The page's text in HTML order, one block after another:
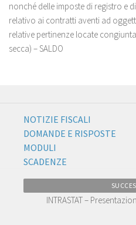
nonché delle imposte di registro e
relativo ai contratti aventi ad
relative pertinenze locate
secca) – SALDO
NOTIZIE FISCALI
DOMANDE E RISPOSTE
MODULI
SCADENZE
INTRASTAT –